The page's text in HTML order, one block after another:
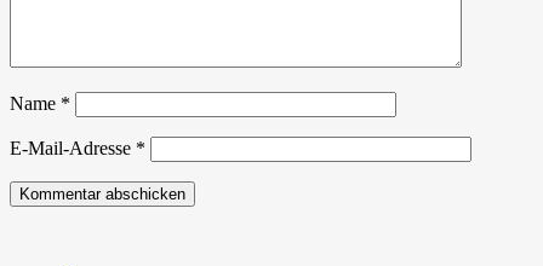
Name *
E-Mail-Adresse *